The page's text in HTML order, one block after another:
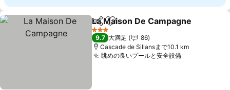
シェアお気に入りに追加
La Maison De Campagne
3 ホテルのランク
9.7 大満足
86
Cascade de Sillansまで10.1 km
眺めの良いプールと安全設備料金を表示